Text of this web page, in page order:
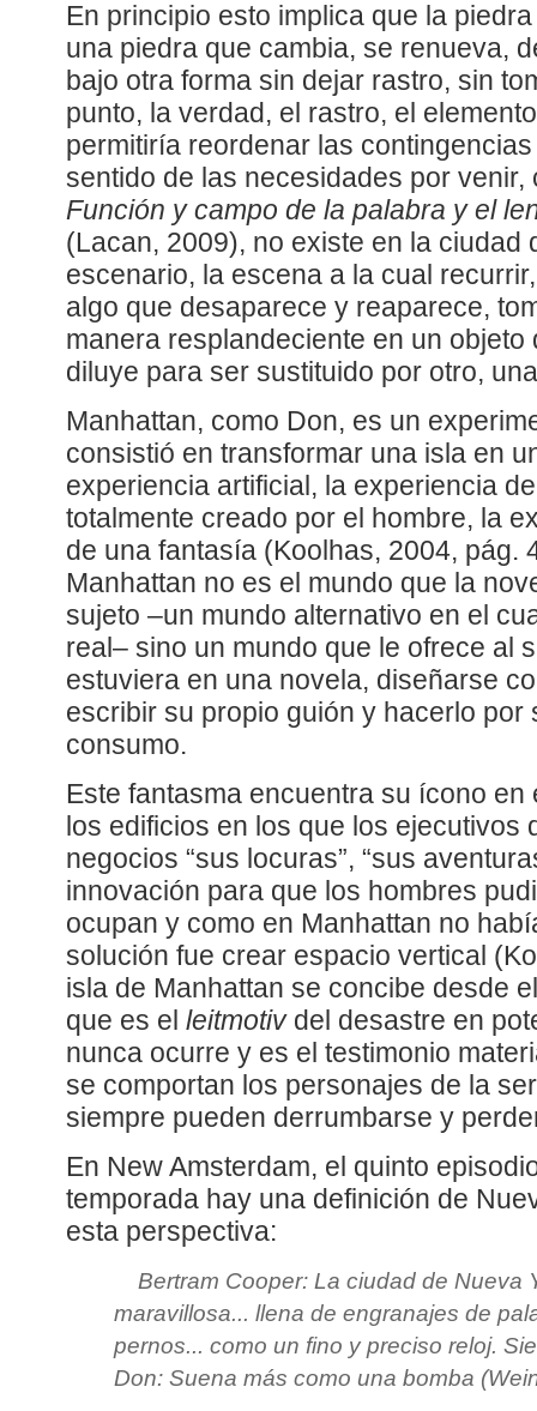
En principio esto implica que la
una piedra que cambia, se renueva,
bajo otra forma sin dejar rastro, sin
punto, la verdad, el rastro, el
permitiría reordenar las
sentido de las necesidades por venir,
Función y campo de la palabra y el
(Lacan, 2009), no existe en la ciudad
escenario, la escena a la cual
algo que desaparece y reaparece,
manera resplandeciente en un objeto
diluye para ser sustituido por otro,
Manhattan, como Don, es un
consistió en transformar una isla en
experiencia artificial, la experiencia
totalmente creado por el hombre, la
de una fantasía (Koolhas, 2004, pág.
Manhattan no es el mundo que la
sujeto –un mundo alternativo en el
real– sino un mundo que le ofrece al
estuviera en una novela, diseñarse
escribir su propio guión y hacerlo por
consumo.
Este fantasma encuentra su ícono
los edificios en los que los ejecutivos
negocios “sus locuras”, “sus
innovación para que los hombres
ocupan y como en Manhattan no
solución fue crear espacio vertical
isla de Manhattan se concibe desde
que es el leitmotivdel desastre en
nunca ocurre y es el testimonio
se comportan los personajes de la
siempre pueden derrumbarse y
En New Amsterdam, el quinto
temporada hay una definición de
esta perspectiva:
Bertram Cooper: La ciudad de Nueva
maravillosa... llena de engranajes de
pernos... como un fino y preciso reloj.
Don: Suena más como una bomba